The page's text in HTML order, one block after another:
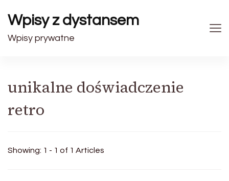
Wpisy z dystansem
Wpisy prywatne
unikalne doświadczenie
retro
Showing: 1 - 1 of 1 Articles